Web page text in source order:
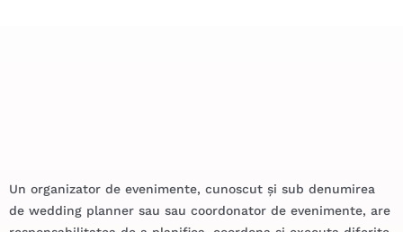
Un organizator de evenimente, cunoscut și sub denumirea
de wedding planner sau sau coordonator de evenimente, are